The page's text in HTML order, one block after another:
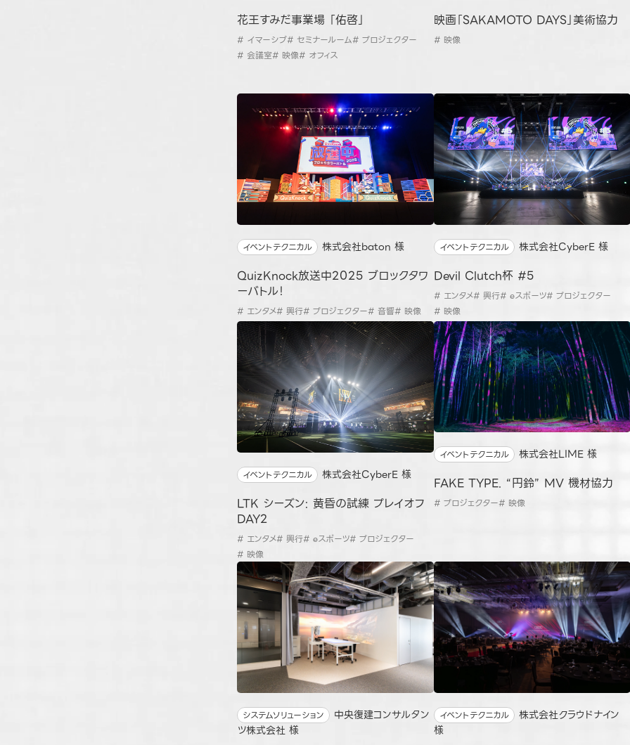
花王すみだ事業場 「佑啓」
# イマーシブ# セミナールーム# プロジェクター
# 会議室# 映像# オフィス
映画「SAKAMOTO DAYS」美術協力
# 映像
イベントテクニカル 株式会社baton 様
QuizKnock放送中2025 ブロックタワ
ーバトル！
# エンタメ# 興行# プロジェクター# 音響# 映像
イベントテクニカル 株式会社CyberE 様
Devil Clutch杯 #5
# エンタメ# 興行# eスポーツ# プロジェクター
# 映像
イベントテクニカル 株式会社CyberE 様
LTK シーズン: 黄昏の試練 プレイオフ
DAY2
# エンタメ# 興行# eスポーツ# プロジェクター
# 映像
イベントテクニカル 株式会社LIME 様
FAKE TYPE. “円鈴” MV 機材協力
# プロジェクター# 映像
システムソリューション
中央復建コンサルタン
ツ株式会社 様
イベントテクニカル
株式会社クラウドナイン
様